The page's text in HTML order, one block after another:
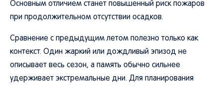
Основным отличием станет повышенный риск пожаров
при продолжительном отсутствии осадков.
Сравнение с предыдущим летом полезно только как
контекст. Один жаркий или дождливый эпизод не
описывает весь сезон, а память обычно сильнее
удерживает экстремальные дни. Для планирования